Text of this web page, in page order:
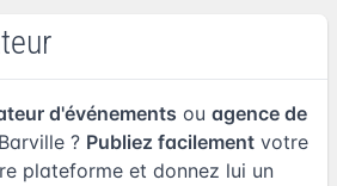
d'événements ou agence de
? Publiez facilement votre
plateforme et donnez lui un